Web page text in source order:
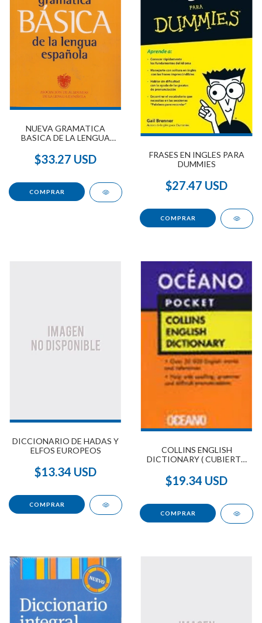
NUEVA GRAMATICA
BASICA DE LA LENGUA
$33.27 USD
FRASES EN INGLES PARA
DUMMIES
$27.47 USD
DICCIONARIO DE HADAS Y
ELFOS EUROPEOS
$13.34 USD
COLLINS ENGLISH
DICTIONARY ( CUBIERTA
$19.34 USD